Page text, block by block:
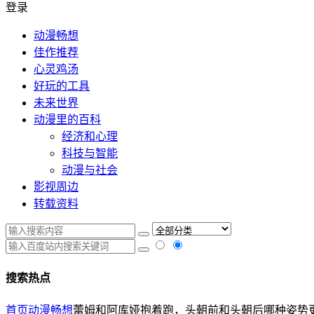
登录
动漫畅想
佳作推荐
心灵鸡汤
好玩的工具
未来世界
动漫里的百科
经济和心理
科技与智能
动漫与社会
影视周边
转载资料
搜索热点
首页动漫畅想蕾姆和阿库娅抱着跑，头朝前和头朝后哪种姿势